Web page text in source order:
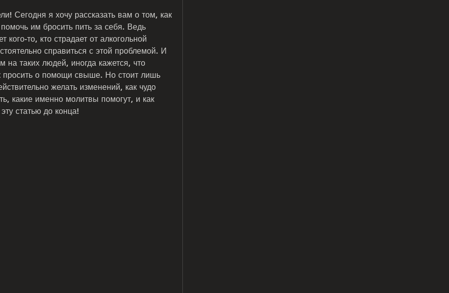
Сегодня я хочу рассказать вам о том, как
им бросить пить за себя. Ведь
кого-то, кто страдает от алкогольной
справиться с этой проблемой. И
таких людей, иногда кажется, что
просить о помощи свыше. Но стоит лишь
желать изменений, как чудо
какие именно молитвы помогут, и как
статью до конца!